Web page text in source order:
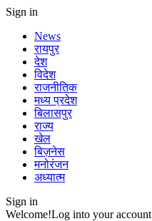
Sign in
News
रायपुर
देश
विदेश
राजनीतिक
मध्य प्रदेश
बिलासपुर
राज्य
खेल
बिज़नेस
मनोरंजन
अध्यात्म
Sign in
Welcome!Log into your account